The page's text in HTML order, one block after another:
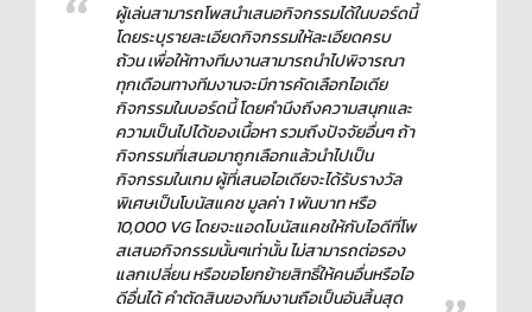
ผู้เล่นสามารถโพสนำเสนอกิจกรรมได้ในบอร์ดนี้
โดยระบุรายละเอียดกิจกรรมให้ละเอียดครบ
ถ้วน เพื่อให้ทางทีมงานสามารถนำไปพิจารณา
ทุกเดือนทางทีมงานจะมีการคัดเลือกไอเดีย
กิจกรรมในบอร์ดนี้ โดยคำนึงถึงความสนุกและ
ความเป็นไปได้ของเนื้อหา รวมถึงปัจจัยอื่นๆ ถ้า
กิจกรรมที่เสนอมาถูกเลือกแล้วนำไปเป็น
กิจกรรมในเกม ผู้ที่เสนอไอเดียจะได้รับรางวัล
พิเศษเป็นโบนัสแคช มูลค่า 1 พันบาท หรือ
10,000 VG โดยจะแอดโบนัสแคชให้กับไอดีที่โพ
สเสนอกิจกรรมนั้นๆเท่านั้น ไม่สามารถต่อรอง
แลกเปลี่ยน หรือขอโยกย้ายสิทธิ์ให้คนอื่นหรือไอ
ดีอื่นได้ คำตัดสินของทีมงานถือเป็นอันสิ้นสุด